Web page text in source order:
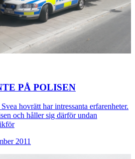
PÅ POLISEN
hovrätt har intressanta erfarenheter.
och håller sig därför undan
2011